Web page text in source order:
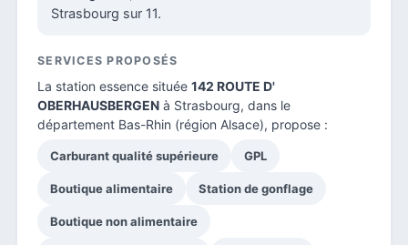
Strasbourg sur 11.
SERVICES PROPOSÉS
La station essence située 142 ROUTE D'
OBERHAUSBERGEN à Strasbourg, dans le
département Bas-Rhin (région Alsace), propose :
Carburant qualité supérieure GPL
Boutique alimentaire Station de gonflage
Boutique non alimentaire